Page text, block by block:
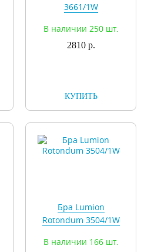
3661/1W
В наличии 250 шт.
2810 р.
КУПИТЬ
Бра Lumion
Rotondum 3504/1W
В наличии 166 шт.